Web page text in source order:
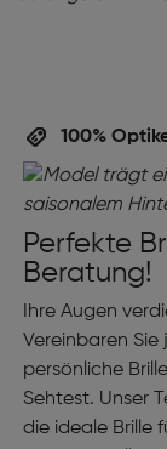
100%
Perfekte
Beratung!
Ihre Augen
Vereinbaren Sie
persönliche
Sehtest. Unser
die ideale Brille